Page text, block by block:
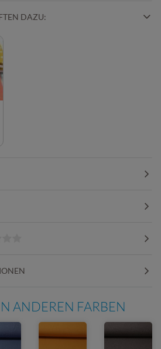
DAZU:
ANDEREN FARBEN